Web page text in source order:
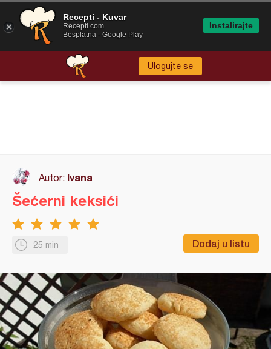
Ulogujte se
Autor: Ivana
25 min Dodaj u listu
Šećerni keksići
Recepti - Kuvar
Recepti.com
Besplatna - Google Play
Instalirajte